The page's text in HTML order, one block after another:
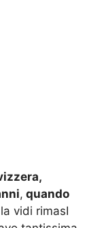
, quando
vidi rimasI